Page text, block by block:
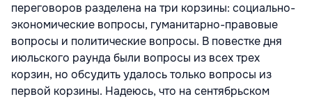
переговоров разделена на три корзины: социально-
экономические вопросы, гуманитарно-правовые
вопросы и политические вопросы. В повестке дня
июльского раунда были вопросы из всех трех
корзин, но обсудить удалось только вопросы из
первой корзины. Надеюсь, что на сентябрьском